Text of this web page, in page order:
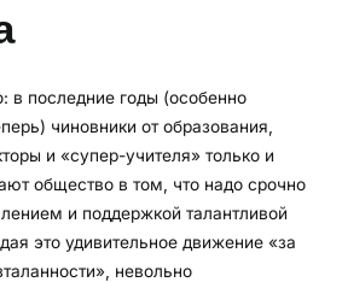
в последние годы (особенно
чиновники от образования,
и «супер-учителя» только и
общество в том, что надо срочно
и поддержкой талантливой
это удивительное движение «за
невольно